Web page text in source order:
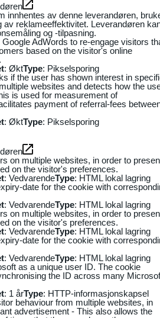
innhentes av denne leverandøren,
av reklameeffektivitet. Leverandøren
og -tilpasning.
AdWords to re-engage visitors
based on the visitor's online
: ØktType: Pikselsporing
if the user has shown interest in
websites and detects how the
is used for measurement of
payment of referral-fees
: ØktType: Pikselsporing
on multiple websites, in order to
on the visitor's preferences.
: VedvarendeType: HTML lokal lagring
date for the cookie with
: VedvarendeType: HTML lokal lagring
on multiple websites, in order to
on the visitor's preferences.
: VedvarendeType: HTML lokal lagring
date for the cookie with
: VedvarendeType: HTML lokal lagring
as a unique user ID. The cookie
the ID across many
: 1 årType: HTTP-informasjonskapsel
behaviour from multiple websites, in
advertisement - This also allows the